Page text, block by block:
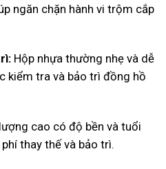
ngăn chặn hành vi trộm cắp
Hộp nhựa thường nhẹ và dễ
kiểm tra và bảo trì đồng hồ
cao có độ bền và tuổi
thay thế và bảo trì.